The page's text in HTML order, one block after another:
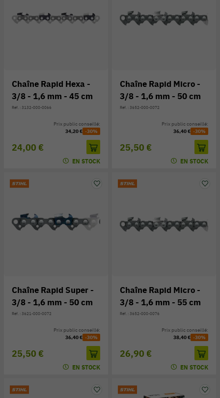
Chaîne Rapid Hexa -
3/8 - 1,6 mm - 45 cm
Réf. : 3132-000-0066
24,00 €
Prix public conseillé:
34,20 € -30%
EN STOCK
Chaîne Rapid Micro -
3/8 - 1,6 mm - 50 cm
Réf. : 3652-000-0072
25,50 €
Prix public conseillé:
36,40 € -30%
EN STOCK
Chaîne Rapid Super -
3/8 - 1,6 mm - 50 cm
Réf. : 3621-000-0072
25,50 €
Prix public conseillé:
36,40 € -30%
EN STOCK
Chaîne Rapid Micro -
3/8 - 1,6 mm - 55 cm
Réf. : 3652-000-0076
26,90 €
Prix public conseillé:
38,40 € -30%
EN STOCK